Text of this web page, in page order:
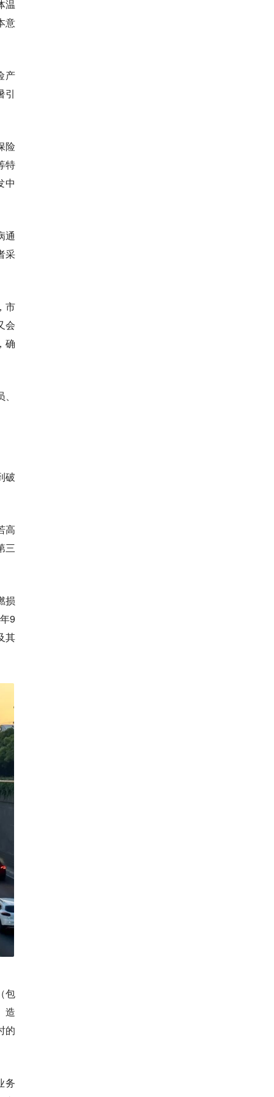
温
意
产
引
险
特
中
通
采
市
会
确
破
高
三
损
9
其
包
造
的
务